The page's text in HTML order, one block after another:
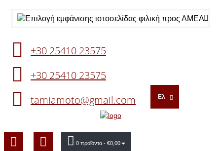
+30 25410 23575
+30 25410 23575
tamiamoto@gmail.com
Ελ
0 προϊόντα - €0,00